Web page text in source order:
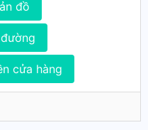
đồ
cửa hàng